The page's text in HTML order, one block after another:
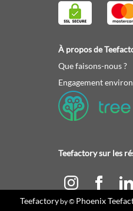
À propos de
Que faisons-nous ?
Engagement
Teefactory sur les
Teefactoryby © Phoenix